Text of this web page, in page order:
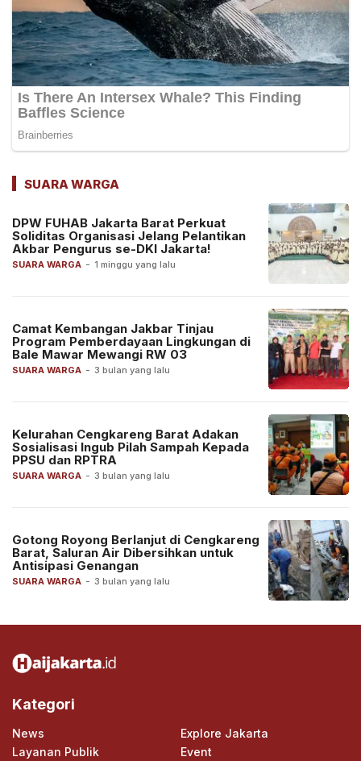
SUARA WARGA
SUARA WARGA - 1 minggu yang lalu
DPW FUHAB Jakarta Barat Perkuat
Soliditas Organisasi Jelang Pelantikan
Akbar Pengurus se-DKI Jakarta!
SUARA WARGA - 3 bulan yang lalu
Camat Kembangan Jakbar Tinjau
Program Pemberdayaan Lingkungan di
Bale Mawar Mewangi RW 03
SUARA WARGA - 3 bulan yang lalu
Kelurahan Cengkareng Barat Adakan
Sosialisasi Ingub Pilah Sampah Kepada
PPSU dan RPTRA
SUARA WARGA - 3 bulan yang lalu
Gotong Royong Berlanjut di Cengkareng
Barat, Saluran Air Dibersihkan untuk
Antisipasi Genangan
Kategori
News
Explore Jakarta
Layanan Publik
Event